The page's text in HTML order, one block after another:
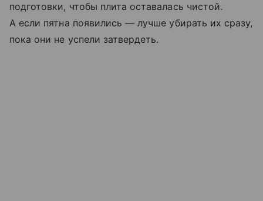
подготовки, чтобы плита оставалась чистой.
А если пятна появились — лучше убирать их сразу,
пока они не успели затвердеть.